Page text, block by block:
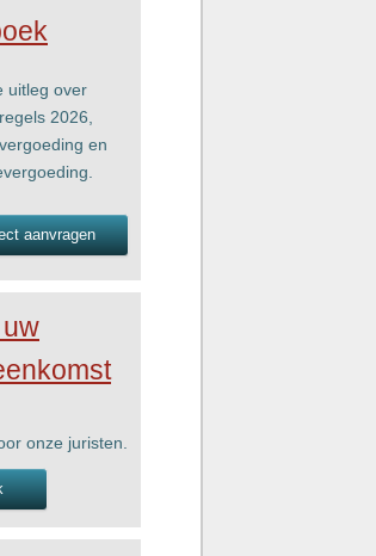
uitleg over
2026,
en
aanvragen
onze juristen.